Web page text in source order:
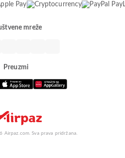
mreže
Preuzmi
Airpaz.com. Sva prava pridržana.